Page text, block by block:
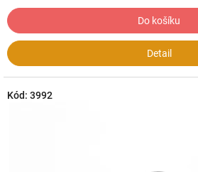
Do košíku
Detail
Kód: 3992